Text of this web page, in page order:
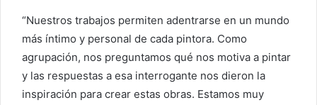
“Nuestros trabajos permiten adentrarse en un mundo
más íntimo y personal de cada pintora. Como
agrupación, nos preguntamos qué nos motiva a pintar
y las respuestas a esa interrogante nos dieron la
inspiración para crear estas obras. Estamos muy